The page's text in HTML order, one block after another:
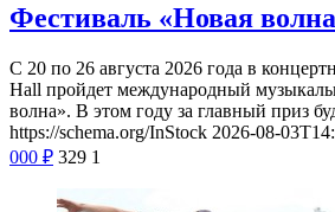
Фестиваль «Новая
С 20 по 26 августа 2026 года в
Hall пройдет международный
волна». В этом году за главный приз
https://schema.org/InStock 2026-08-
000 ₽ 329 1